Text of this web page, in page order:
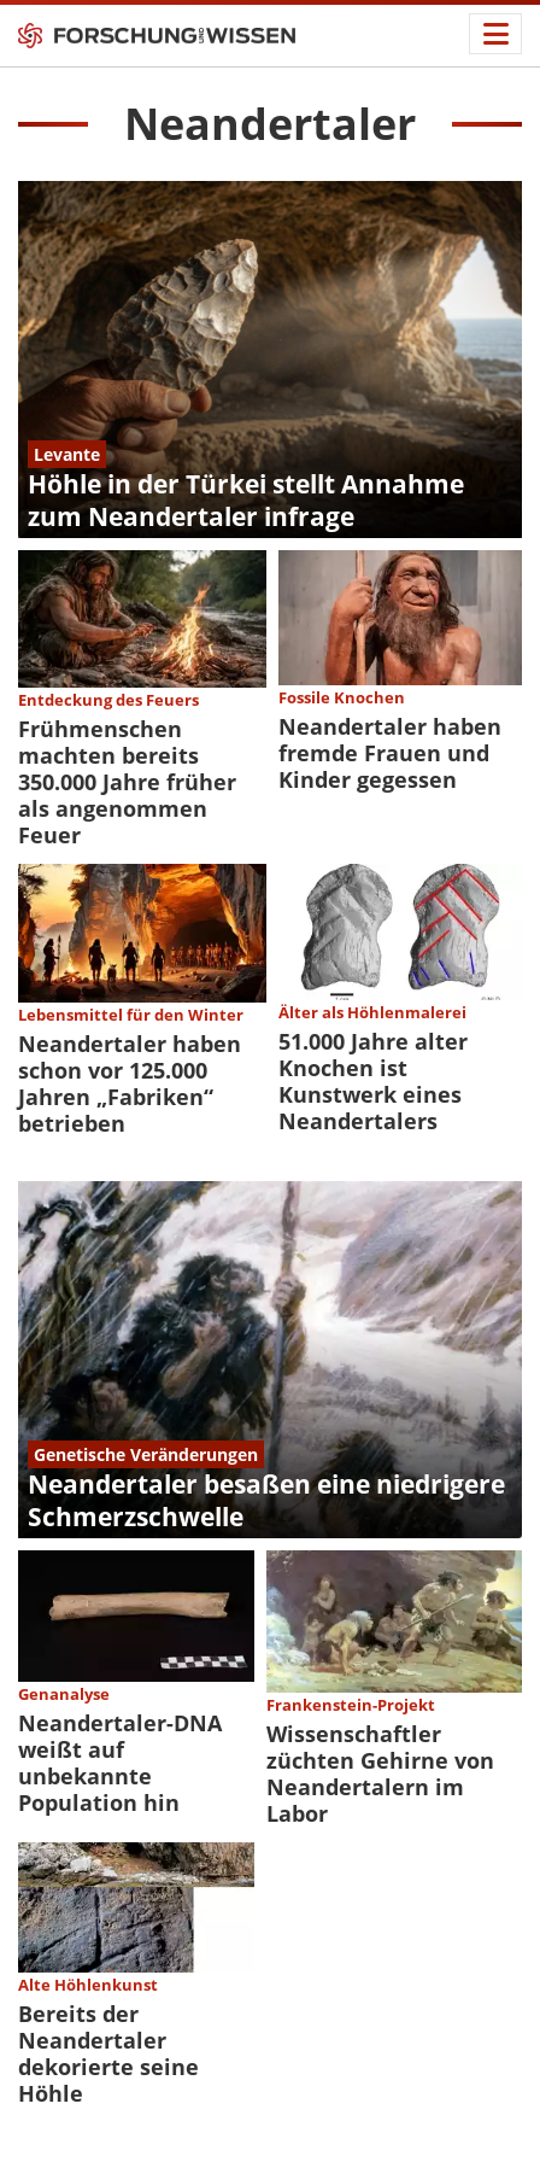
Neandertaler
Levante
Höhle in der Türkei stellt Annahme
zum Neandertaler infrage
Entdeckung des Feuers
Frühmenschen
machten bereits
350.000 Jahre früher
als angenommen
Feuer
Fossile Knochen
Neandertaler haben
fremde Frauen und
Kinder gegessen
Lebensmittel für den Winter
Neandertaler haben
schon vor 125.000
Jahren „Fabriken“
betrieben
Älter als Höhlenmalerei
51.000 Jahre alter
Knochen ist
Kunstwerk eines
Neandertalers
Genetische Veränderungen
Neandertaler besaßen eine niedrigere
Schmerzschwelle
Genanalyse
Neandertaler-DNA
weißt auf
unbekannte
Population hin
Frankenstein-Projekt
Wissenschaftler
züchten Gehirne von
Neandertalern im
Labor
Alte Höhlenkunst
Bereits der
Neandertaler
dekorierte seine
Höhle